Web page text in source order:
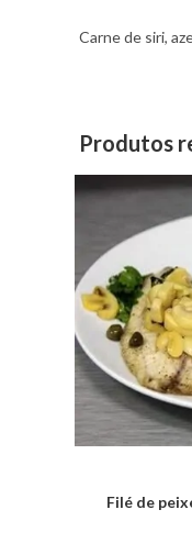
Carne de siri,
Produtos
Filé de